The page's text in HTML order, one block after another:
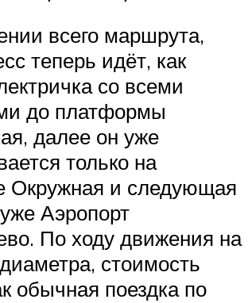
всего маршрута,
теперь идёт, как
со всеми
до платформы
далее он уже
только на
Окружная и следующая
Аэропорт
По ходу движения на
стоимость
обычная поездка по